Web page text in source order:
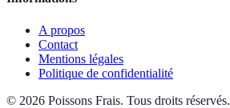
A propos
Contact
Mentions légales
Politique de confidentialité
© 2026 Poissons Frais. Tous droits réservés.